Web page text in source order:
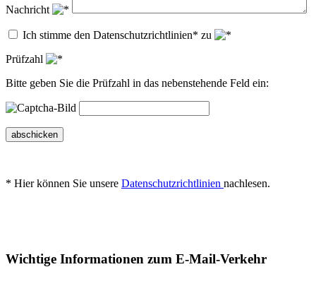
Nachricht
Ich stimme den Datenschutzrichtlinien* zu
Prüfzahl
Bitte geben Sie die Prüfzahl in das nebenstehende Feld ein:
abschicken
* Hier können Sie unsere Datenschutzrichtlinien nachlesen.
Wichtige Informationen zum E-Mail-Verkehr